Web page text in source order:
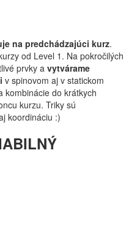
na predchádzajúci kurz.
od Level 1. Na pokročilých
prvky a vytvárame
v spinovom aj v statickom
kombinácie do krátkych
kurzu. Triky sú
koordináciu :)